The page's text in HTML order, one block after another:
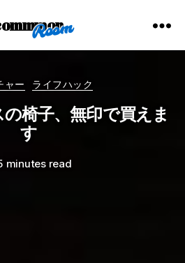
Categories
ャー ライフハック
椅子、無印で買えま
す
minutes read